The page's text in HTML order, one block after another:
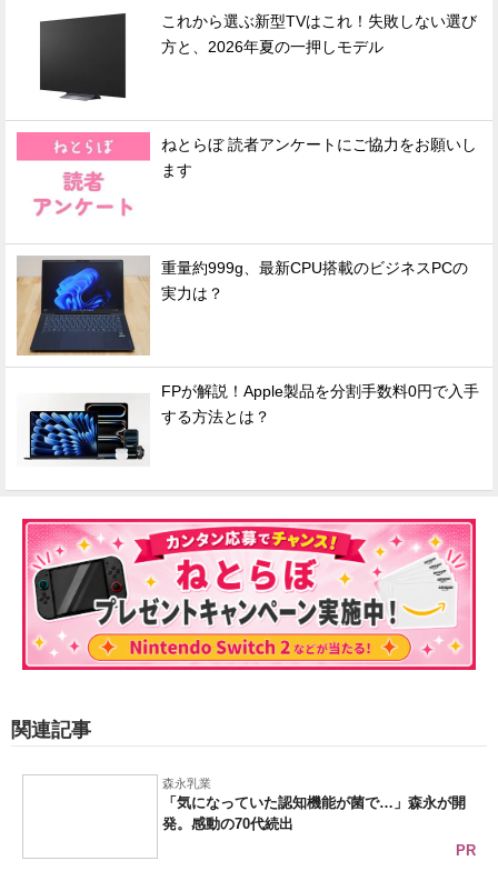
これから選ぶ新型TVはこれ！失敗しない選び
方と、2026年夏の一押しモデル
ねとらぼ 読者アンケートにご協力をお願いし
ます
重量約999g、最新CPU搭載のビジネスPCの
実力は？
FPが解説！Apple製品を分割手数料0円で入手
する方法とは？
関連記事
森永乳業
「気になっていた認知機能が菌で…」森永が開
発。感動の70代続出
PR